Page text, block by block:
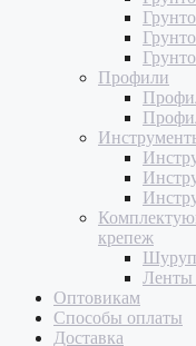
Профили
крепеж
Ленты
Оптовикам
Способы оплаты
Доставка